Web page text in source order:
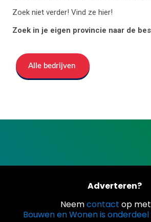
Zoek niet verder! Vind ze hier!
Zoek in je eigen provincie naar de
Alle bedrijven
Adverteren?
Neemcontact op
Bouwen en Wonen is